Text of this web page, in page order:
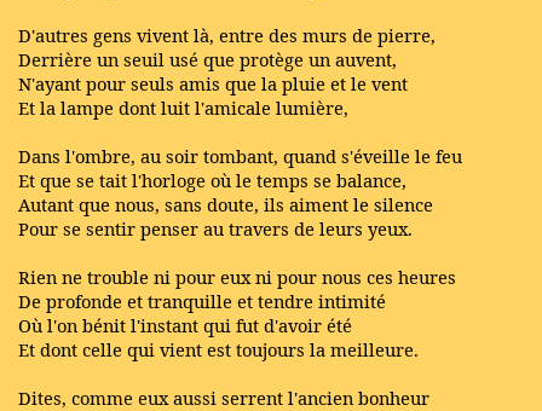
D'autres gens vivent là, entre des murs de pierre,
Derrière un seuil usé que protège un auvent,
N'ayant pour seuls amis que la pluie et le vent
Et la lampe dont luit l'amicale lumière,
Dans l'ombre, au soir tombant, quand s'éveille le feu
Et que se tait l'horloge où le temps se balance,
Autant que nous, sans doute, ils aiment le silence
Pour se sentir penser au travers de leurs yeux.
Rien ne trouble ni pour eux ni pour nous ces heures
De profonde et tranquille et tendre intimité
Où l'on bénit l'instant qui fut d'avoir été
Et dont celle qui vient est toujours la meilleure.
Dites, comme eux aussi serrent l'ancien bonheur